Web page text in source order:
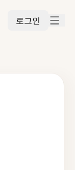
로그인